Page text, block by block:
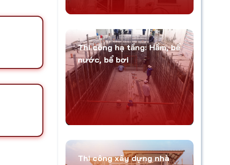
Thi công hạ tầng: Hầm, bể
nước, bể bơi
Thi công xây dựng nhà